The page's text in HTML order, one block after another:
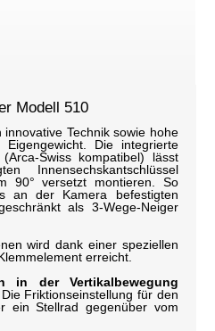
Modell 510
Technik sowie hohe
Die integrierte
Swiss kompatibel) lässt
Innensechskantschlüssel
90° versetzt montieren. So
an der Kamera befestigten
als 3-Wege-Neiger
wird dank einer speziellen
erreicht.
in der Vertikalbewegung
Die Friktionseinstellung für den
ein Stellrad gegenüber vom